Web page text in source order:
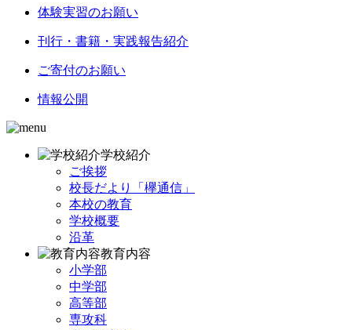
体験実習のお願い
刊行・書籍・実践報告紹介
ご寄付のお願い
情報公開
学校紹介
ご挨拶
校長だより「欅通信」
本校の教育
学校概要
沿革
教育内容
小学部
中学部
高等部
専攻科